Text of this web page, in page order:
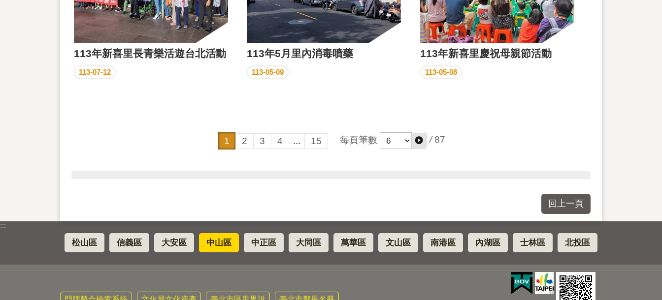
113年新喜里長青樂活遊台北活動
113-07-12
113年5月里內消毒噴藥
113-05-09
113年新喜里慶祝母親節活動
113-05-08
1 2 3 4 ... 15 每頁筆數 / 87
回上一頁
:::
松山區 信義區 大安區 中山區 中正區 大同區 萬華區 文山區 南港區 內湖區 士林區 北投區